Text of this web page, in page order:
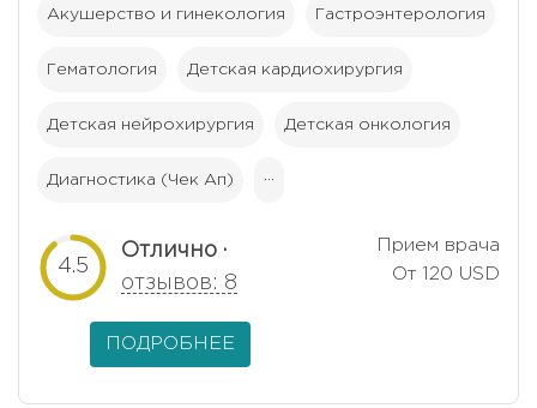
Акушерство и гинекология Гастроэнтерология
Гематология Детская кардиохирургия
Детская нейрохирургия Детская онкология
Диагностика (Чек Ап) ···
4.5
Отлично ·
отзывов: 8
Прием врача
От 120 USD
ПОДРОБНЕЕ